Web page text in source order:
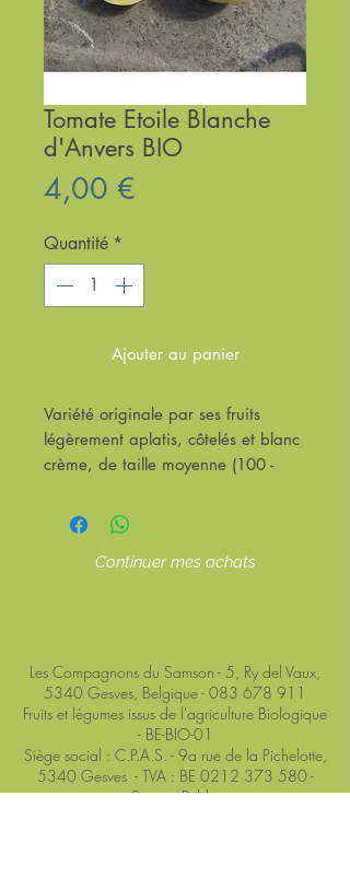
Tomate Etoile Blanche
d'Anvers BIO
4,00 €
Quantité *
Ajouter au panier
Variété originale par ses fruits
légèrement aplatis, côtelés et blanc
crème, de taille moyenne (100 -
vigoureuse mais donnant des
grappes de fruits parfois bien
chargées.Continuer mes achats
Les Compagnons du Samson - 5, Ry del Vaux,
5340 Gesves, Belgique - 083 678 911
Fruits et légumes issus de l'agriculture Biologique
- BE-BIO-01
Siège social : C.P.A.S. - 9a rue de la Pichelotte,
5340 Gesves - TVA : BE 0212 373 580 -
Service Public